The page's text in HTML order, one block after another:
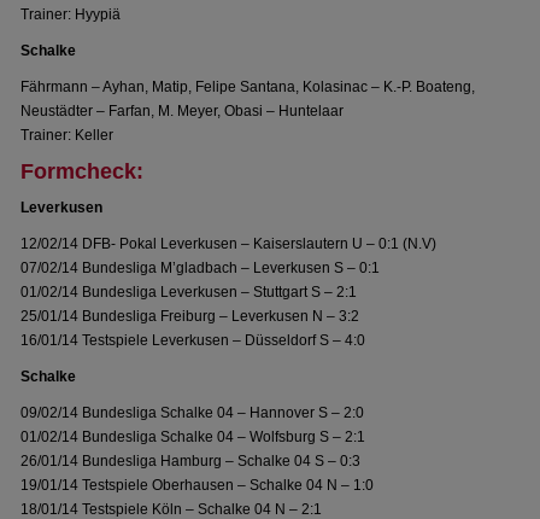
Trainer: Hyypiä
Schalke
Fährmann – Ayhan, Matip, Felipe Santana, Kolasinac – K.-P. Boateng,
Neustädter – Farfan, M. Meyer, Obasi – Huntelaar
Trainer: Keller
Formcheck:
Leverkusen
12/02/14 DFB- Pokal Leverkusen – Kaiserslautern U – 0:1 (N.V)
07/02/14 Bundesliga M’gladbach – Leverkusen S – 0:1
01/02/14 Bundesliga Leverkusen – Stuttgart S – 2:1
25/01/14 Bundesliga Freiburg – Leverkusen N – 3:2
16/01/14 Testspiele Leverkusen – Düsseldorf S – 4:0
Schalke
09/02/14 Bundesliga Schalke 04 – Hannover S – 2:0
01/02/14 Bundesliga Schalke 04 – Wolfsburg S – 2:1
26/01/14 Bundesliga Hamburg – Schalke 04 S – 0:3
19/01/14 Testspiele Oberhausen – Schalke 04 N – 1:0
18/01/14 Testspiele Köln – Schalke 04 N – 2:1